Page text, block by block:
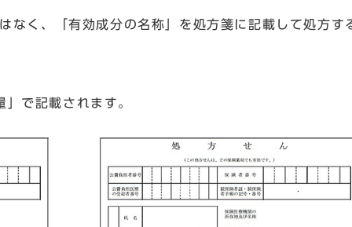
く、「有効成分の名称」を処方箋に記載して処方す
記載されます。